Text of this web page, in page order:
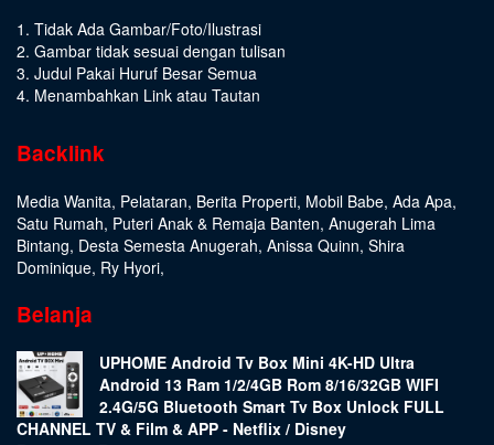
1. Tidak Ada Gambar/Foto/Ilustrasi
2. Gambar tidak sesuai dengan tulisan
3. Judul Pakai Huruf Besar Semua
4. Menambahkan Link atau Tautan
Backlink
Media Wanita, Pelataran, Berita Properti, Mobil Babe, Ada Apa,
Satu Rumah, Puteri Anak & Remaja Banten, Anugerah Lima
Bintang, Desta Semesta Anugerah, Anissa Quinn, Shira
Dominique, Ry Hyori,
Belanja
UPHOME Android Tv Box Mini 4K-HD Ultra
Android 13 Ram 1/2/4GB Rom 8/16/32GB WIFI
2.4G/5G Bluetooth Smart Tv Box Unlock FULL
CHANNEL TV & Film & APP - Netflix / Disney